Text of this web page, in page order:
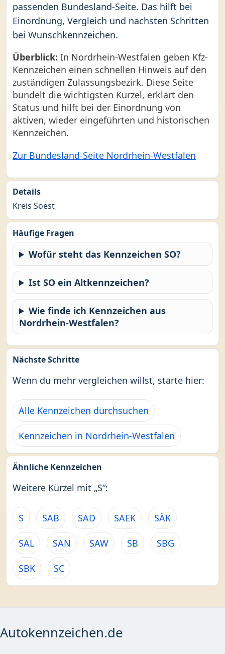
passenden Bundesland-Seite. Das hilft bei
Einordnung, Vergleich und nächsten Schritten
bei Wunschkennzeichen.
Überblick: In Nordrhein-Westfalen geben Kfz-
Kennzeichen einen schnellen Hinweis auf den
zuständigen Zulassungsbezirk. Diese Seite
bündelt die wichtigsten Kürzel, erklärt den
Status und hilft bei der Einordnung von
aktiven, wieder eingeführten und historischen
Kennzeichen.
Zur Bundesland-Seite Nordrhein-Westfalen
Details
Kreis Soest
Häufige Fragen
Wofür steht das Kennzeichen SO?
Ist SO ein Altkennzeichen?
Wie finde ich Kennzeichen aus
Nordrhein-Westfalen?
Nächste Schritte
Wenn du mehr vergleichen willst, starte hier:
Alle Kennzeichen durchsuchen
Kennzeichen in Nordrhein-Westfalen
Ähnliche Kennzeichen
Weitere Kürzel mit „S“:
S SAB SAD SAEK SÄK
SAL SAN SAW SB SBG
SBK SC
Autokennzeichen.de